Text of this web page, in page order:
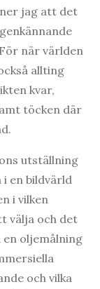
jag att det
när världen
allting
kvar,
töcken där
utställning
i en bildvärld
i vilken
välja och det
en oljemålning
och vilka